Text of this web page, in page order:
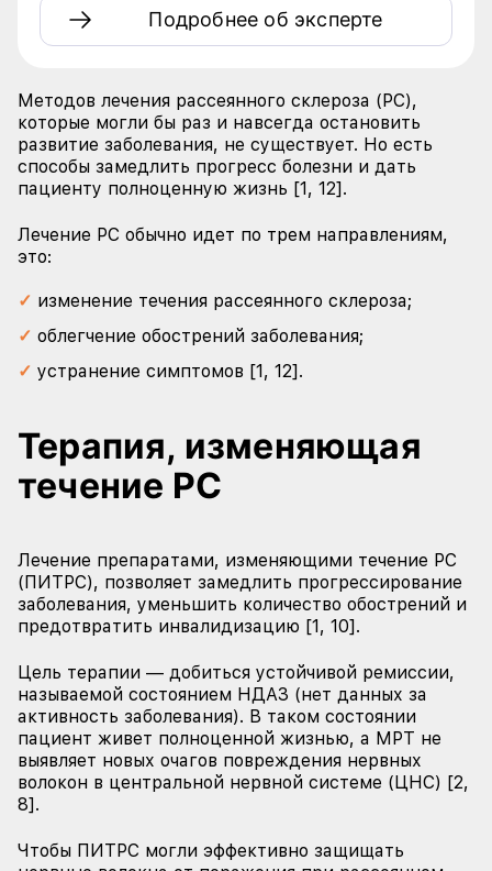
Подробнее об эксперте
Методов лечения рассеянного склероза (РС),
которые могли бы раз и навсегда остановить
развитие заболевания, не существует. Но есть
способы замедлить прогресс болезни и дать
пациенту полноценную жизнь [1, 12].
Лечение РС обычно идет по трем направлениям,
это:
изменение течения рассеянного склероза;
облегчение обострений заболевания;
устранение симптомов [1, 12].
Терапия, изменяющая
течение РС
Лечение препаратами, изменяющими течение РС
(ПИТРС), позволяет замедлить прогрессирование
заболевания, уменьшить количество обострений и
предотвратить инвалидизацию [1, 10].
Цель терапии — добиться устойчивой ремиссии,
называемой состоянием НДАЗ (нет данных за
активность заболевания). В таком состоянии
пациент живет полноценной жизнью, а МРТ не
выявляет новых очагов повреждения нервных
волокон в центральной нервной системе (ЦНС) [2,
8].
Чтобы ПИТРС могли эффективно защищать